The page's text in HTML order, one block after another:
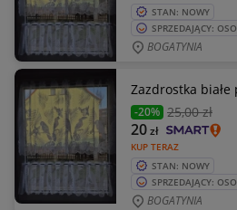
STAN: NOWY
SPRZEDAJĄCY:
BOGATYNIA
Zazdrostka białe
-20% 25,00 zł
KUP TERAZ
20zł
STAN: NOWY
SPRZEDAJĄCY:
BOGATYNIA